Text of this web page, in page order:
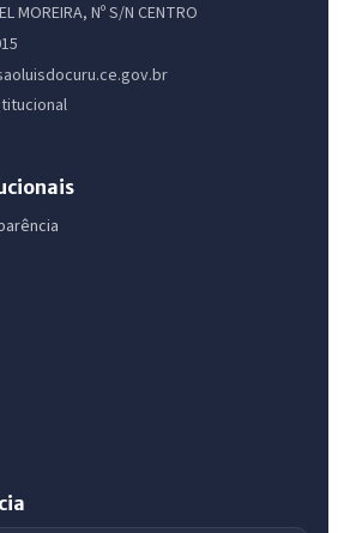
MOREIRA, Nº S/N CENTRO
notícias, legislação, Diário Oficial,
transparência do município.